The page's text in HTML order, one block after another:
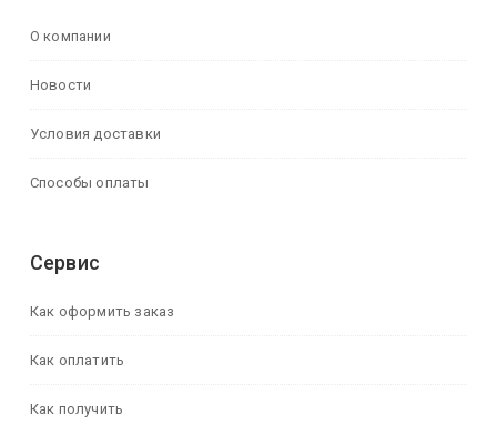
О компании
Новости
Условия доставки
Способы оплаты
Сервис
Как оформить заказ
Как оплатить
Как получить